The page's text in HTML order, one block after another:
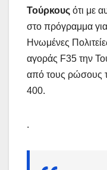
Τούρκους ότι με
στο πρόγραμμα
Ηνωμένες
αγοράς F35 την
από τους ρώσους
400.
.